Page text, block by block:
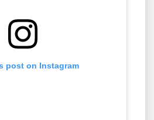
post on Instagram